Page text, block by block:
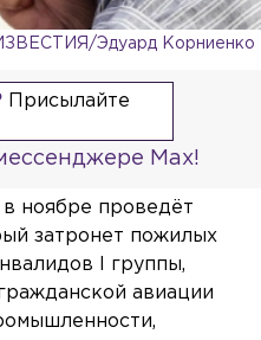
Эдуард Корниенко
Присылайте
Max!
ноябре проведёт
затронет пожилых
I группы,
авиации